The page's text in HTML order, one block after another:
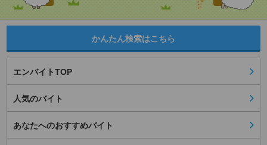
かんたん検索はこちら
エンバイトTOP
人気のバイト
あなたへのおすすめバイト